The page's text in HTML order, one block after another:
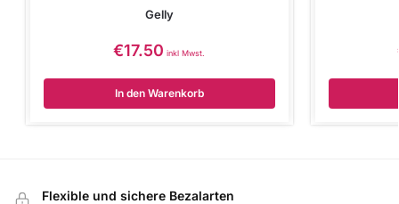
Gelly
€17.50 inkl Mwst.
In den Warenkorb
Flexible und sichere Bezalarten